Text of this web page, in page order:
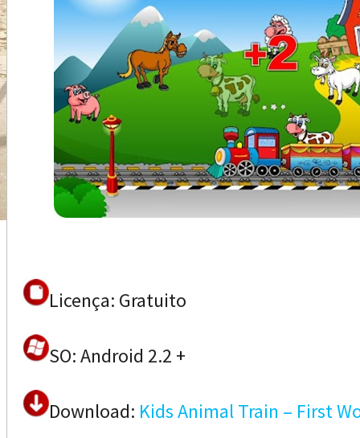
Licença: Gratuito
SO: Android 2.2 +
Download: Kids Animal Train – First